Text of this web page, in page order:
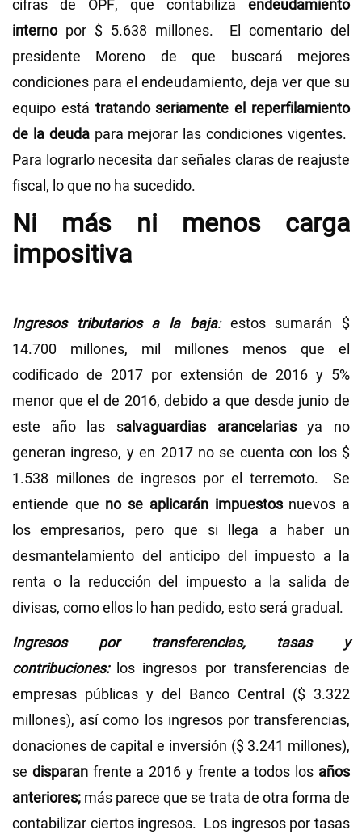
cifras de OPF, que contabiliza endeudamiento
internopor $ 5.638 millones. El comentario del
presidente Moreno de que buscará mejores
condiciones para el endeudamiento, deja ver que su
equipo está tratando seriamente el reperfilamiento
de la deudapara mejorar las condiciones vigentes.
Para lograrlo necesita dar señales claras de reajuste
fiscal, lo que no ha sucedido.
Ni más ni menos carga
impositiva
Ingresos tributarios a la baja:estos sumarán $
14.700 millones, mil millones menos que el
codificado de 2017 por extensión de 2016 y 5%
menor que el de 2016, debido a que desde junio de
este año las salvaguardias arancelariasya no
generan ingreso, y en 2017 no se cuenta con los $
1.538 millones de ingresos por el terremoto. Se
entiende que no se aplicarán impuestosnuevos a
los empresarios, pero que si llega a haber un
desmantelamiento del anticipo del impuesto a la
renta o la reducción del impuesto a la salida de
divisas, como ellos lo han pedido, esto será gradual.
Ingresos por transferencias, tasas y
contribuciones: los ingresos por transferencias de
empresas públicas y del Banco Central ($ 3.322
millones), así como los ingresos por transferencias,
donaciones de capital e inversión ($ 3.241 millones),
se disparanfrente a 2016 y frente a todos los años
anteriores; más parece que se trata de otra forma de
contabilizar ciertos ingresos. Los ingresos por tasas